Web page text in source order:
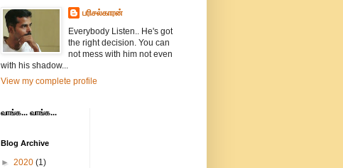
பரிசல்காரன்
Everybody Listen.. He's got
the right decision. You can
not mess with him not even
with his shadow...
View my complete profile
வாங்க... வாங்க...
Blog Archive
► 2020 (1)